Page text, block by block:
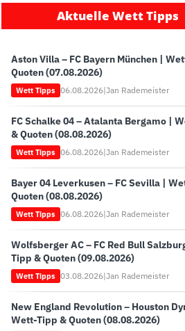
Aktuelle Wett Tipps
Aston Villa – FC Bayern München |
Quoten (07.08.2026)
Wett Tipps 06.08.2026|Jan Rademeister
FC Schalke 04 – Atalanta Bergamo |
& Quoten (08.08.2026)
Wett Tipps 06.08.2026|Jan Rademeister
Bayer 04 Leverkusen – FC Sevilla |
Quoten (08.08.2026)
Wett Tipps 06.08.2026|Jan Rademeister
Wolfsberger AC – FC Red Bull
Tipp & Quoten (09.08.2026)
Wett Tipps 03.08.2026|Jan Rademeister
New England Revolution – Houston
Wett-Tipp & Quoten (08.08.2026)